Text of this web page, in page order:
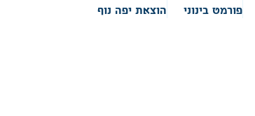
פורמט בינוני הוצאת יפה נוף